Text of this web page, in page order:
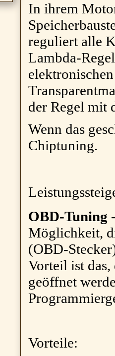
In ihrem
reguliert alle
Lambda-
der Regel mit
Wenn das
Chiptuning.
OBD-Tuning
Möglichkeit,
(OBD-
Vorteil ist das,
geöffnet
Vorteile: